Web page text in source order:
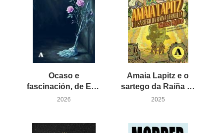
Ocaso e
fascinación, de Eva Baltasar
2026
Amaia Lapitz e o
sartego da Raíña Vermella, de Katixa Agirre
2025